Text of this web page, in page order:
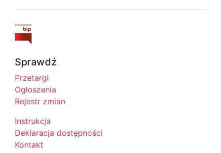
Sprawdź
Przetargi
Ogłoszenia
Rejestr zmian
Instrukcja
Deklaracja dostępności
Kontakt